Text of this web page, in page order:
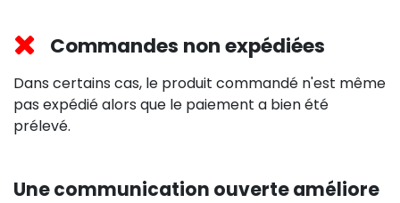
Commandes non expédiées
Dans certains cas, le produit commandé n'est même
pas expédié alors que le paiement a bien été
prélevé.
Une communication ouverte améliore